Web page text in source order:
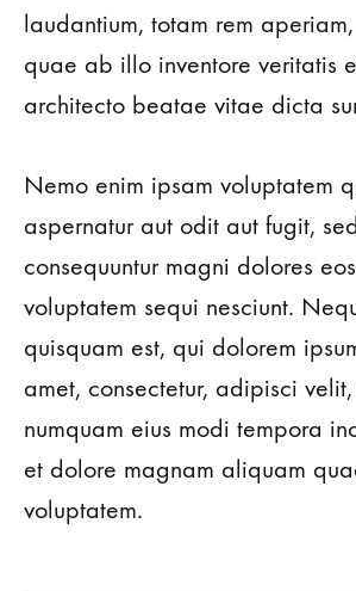
laudantium, totam rem
quae ab illo inventore veritatis
architecto beatae vitae dicta
Nemo enim ipsam voluptatem
aspernatur aut odit aut fugit,
consequuntur magni dolores
voluptatem sequi nesciunt.
quisquam est, qui dolorem
amet, consectetur, adipisci
numquam eius modi tempora
et dolore magnam aliquam
voluptatem.